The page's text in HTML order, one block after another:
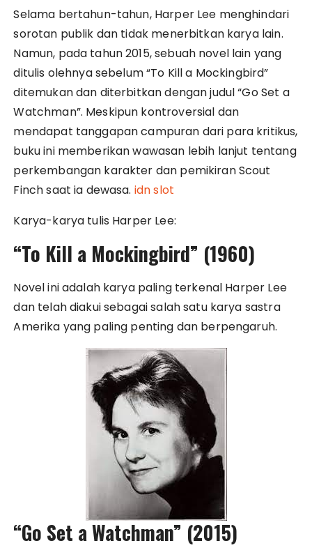
Selama bertahun-tahun, Harper Lee menghindari
sorotan publik dan tidak menerbitkan karya lain.
Namun, pada tahun 2015, sebuah novel lain yang
ditulis olehnya sebelum “To Kill a Mockingbird”
ditemukan dan diterbitkan dengan judul “Go Set a
Watchman”. Meskipun kontroversial dan
mendapat tanggapan campuran dari para kritikus,
buku ini memberikan wawasan lebih lanjut tentang
perkembangan karakter dan pemikiran Scout
Finch saat ia dewasa. idn slot
Karya-karya tulis Harper Lee:
“To Kill a Mockingbird” (1960)
Novel ini adalah karya paling terkenal Harper Lee
dan telah diakui sebagai salah satu karya sastra
Amerika yang paling penting dan berpengaruh.
“Go Set a Watchman” (2015)